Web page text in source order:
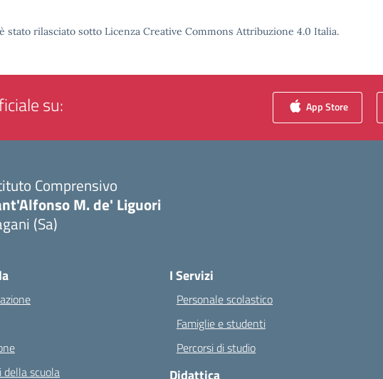
stato rilasciato sotto Licenza Creative Commons Attribuzione 4.0 Italia.
su: App Store
Comprensivo
M. de' Liguori
(Sa)
della scuola
I Servizi
Personale scolastico
Famiglie e studenti
Percorsi di studio
Didattica